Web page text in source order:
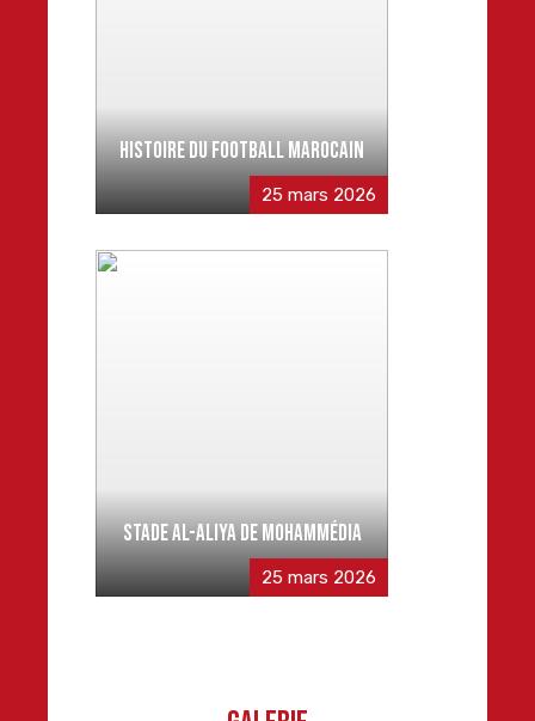
25 mars 2026
HISTOIRE DU FOOTBALL MAROCAIN
25 mars 2026
STADE AL-ALIYA DE MOHAMMÉDIA